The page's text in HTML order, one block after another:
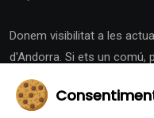
Donem visibilitat a les
d'Andorra. Si ets un
redacció i activa la teva